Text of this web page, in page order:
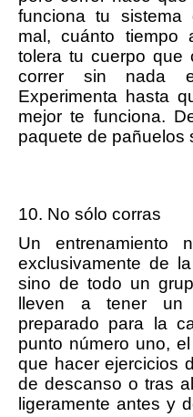
funciona tu sistema
mal, cuánto tiempo
tolera tu cuerpo que
correr sin nada
Experimenta hasta
mejor te funciona.
paquete de pañuelos
10. No sólo corras
Un entrenamiento
exclusivamente de
sino de todo un
lleven a tener
preparado para la
punto número uno,
que hacer ejercicios
de descanso o tras
ligeramente antes y